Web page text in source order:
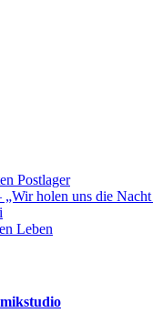
Postlager
holen uns die
Leben